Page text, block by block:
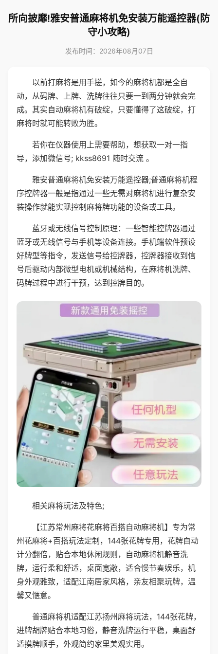
所向披靡!雅安普通麻将机免安装万能遥控器(防
守小攻略)
发布时间：2026年08月07日
以前打麻将是用手搓，如今的麻将机都是全自
动，从码牌、上牌、洗牌往往只要一到两分钟就会完
成。其实自动麻将机有破绽，只要懂得了这破绽，打
麻将时就可能转败为胜。
若你在仪器使用上需要帮助，想获取一对一指
导，添加微信号; kkss8691 随时交流 。
雅安普通麻将机免安装万能遥控器;普通麻将机程
序控牌器一般是指通过一些无需对麻将机进行复杂安
装操作就能实现控制麻将牌功能的设备或工具。
蓝牙或无线信号控制原理：一些智能控牌器通过
蓝牙或无线信号与手机等设备连接。手机端软件预设
好牌型等指令，发送信号给控牌器，控牌器接收到信
号后驱动内部微型电机或机械结构，在麻将机洗牌、
码牌过程中进行干预，达到控牌目的。
相关麻将玩法及特色;
【江苏常州麻将花麻将百搭自动麻将机】专为常
州花麻将+百搭玩法定制，144张花牌专用，花牌自动
计分翻倍，贴合本地休闲规则，自动麻将机静音洗
牌，运行柔和舒适，桌面宽敞，适合慢节奏娱乐，机
身外观雅致，适配江南居家风格，亲友相聚玩牌，温
馨又惬意。
普通麻将机适配江苏扬州麻将玩法，144张花牌，
进牌胡牌贴合本地习俗，静音洗牌运行平稳，桌面舒
适摸牌顺手，外观简约家里美观实用。